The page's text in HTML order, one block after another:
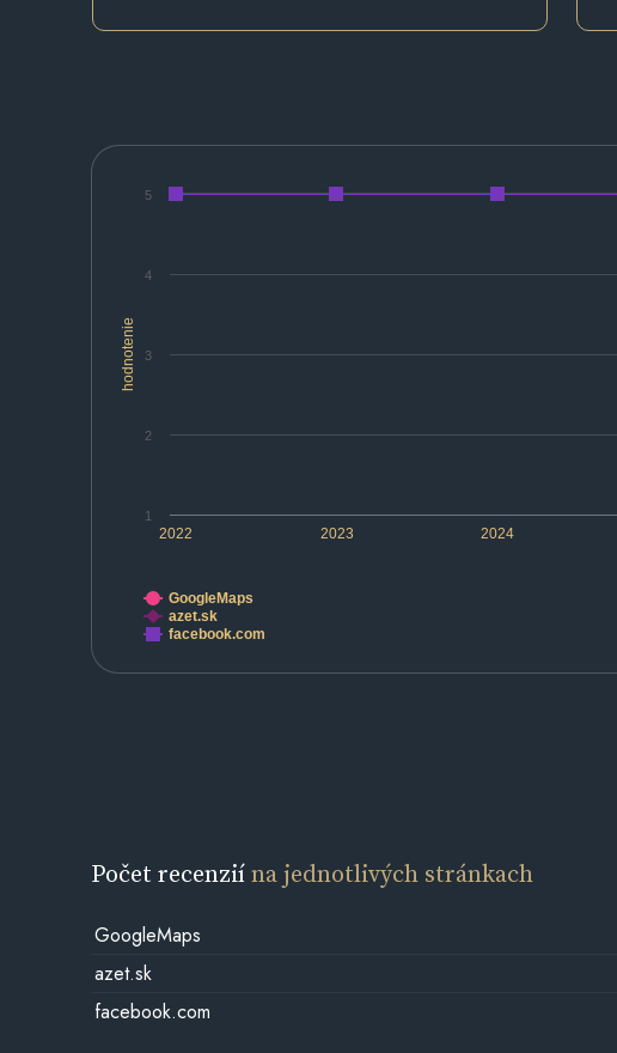
hodnotenie
2022 2023 2024
1
2
3
4
5
GoogleMaps
azet.sk
facebook.com
Počet recenziína jednotlivých stránkach
GoogleMaps
azet.sk
facebook.com